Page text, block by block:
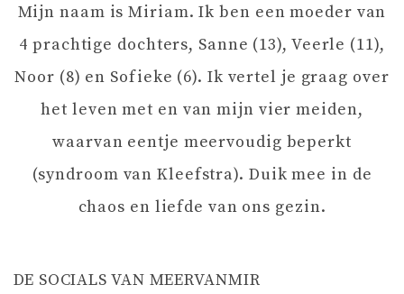
V
I
A
I
Mijn naam is Miriam. Ik ben een moeder van
4 prachtige dochters, Sanne (13), Veerle (11),
Noor (8) en Sofieke (6). Ik vertel je graag over
het leven met en van mijn vier meiden,
waarvan eentje meervoudig beperkt
(syndroom van Kleefstra). Duik mee in de
chaos en liefde van ons gezin.
DE SOCIALS VAN MEERVANMIR